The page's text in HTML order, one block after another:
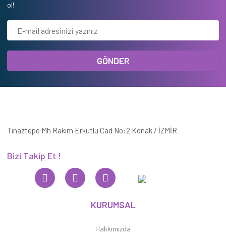
ol!
GÖNDER
Tınaztepe Mh Rakım Erkutlu Cad No:2 Konak / İZMİR
Bizi Takip Et !
KURUMSAL
Hakkımızda